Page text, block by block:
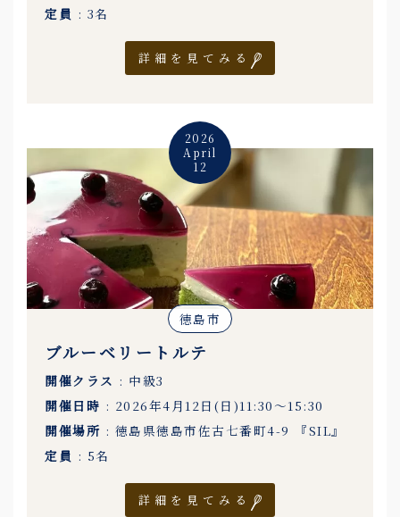
定員 : 3名
詳細を見てみる
2026
April
12
徳島市
ブルーベリートルテ
開催クラス : 中級3
開催日時 : 2026年4月12日(日)11:30〜15:30
開催場所 : 徳島県徳島市佐古七番町4-9 『SIL』
定員 : 5名
詳細を見てみる